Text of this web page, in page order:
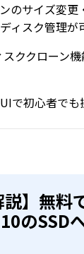
のサイズ変更
ィスク管理が
ククローン機
で初心者でも
説】無料
のSSD